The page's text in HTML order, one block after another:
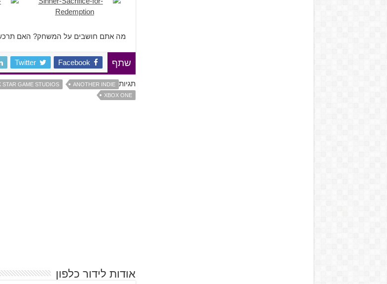
מה אתם חושבים על המשחק? האם תרכשו
שתף Facebook
Twitter
תגיות ANOTHER INDIE
STAR GAME STUDIOS
XBOX ONE
אודות לידור כלפון